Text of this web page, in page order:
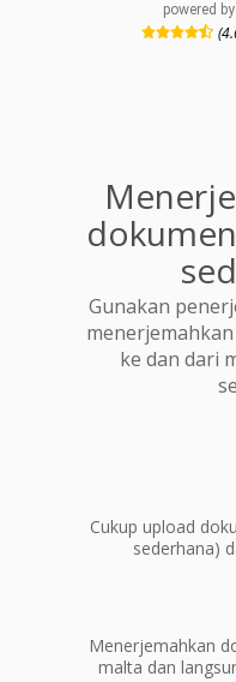
powered by
Gunakan
ke dan dari
Cukup upload
sederhana)
Menerjemahkan
malta dan